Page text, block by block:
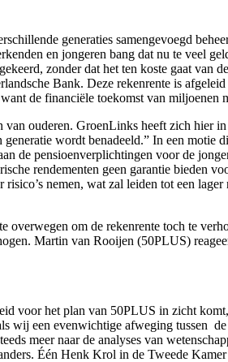
generaties samengevoegd
en jongeren bang dat nu te veel
zonder dat het ten koste gaat van
Bank. Deze rekenrente is
de financiële toekomst van miljoenen
ouderen. GroenLinks heeft zich hier
wordt benadeeld.” In een motie
de pensioenverplichtingen voor de
rendementen geen garantie bieden
nemen, wat zal leiden tot een
om de rekenrente toch te
Martin van Rooijen (50PLUS)
voor het plan van 50PLUS in zicht
wij een evenwichtige afweging tussen
meer naar de analyses van
Één Henk Krol in de Tweede